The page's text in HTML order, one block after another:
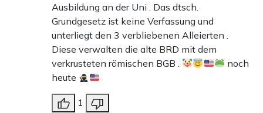
Ausbildung an der Uni . Das dtsch.
Grundgesetz ist keine Verfassung und
unterliegt den 3 verbliebenen Alleierten .
Diese verwalten die alte BRD mit dem
verkrusteten römischen BGB .
noch
heute
1